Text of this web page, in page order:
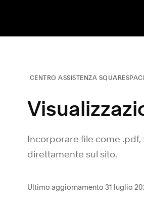
CENTRO ASSISTENZA
Incorporare file come
direttamente sul sito.
Ultimo aggiornamento 31 luglio